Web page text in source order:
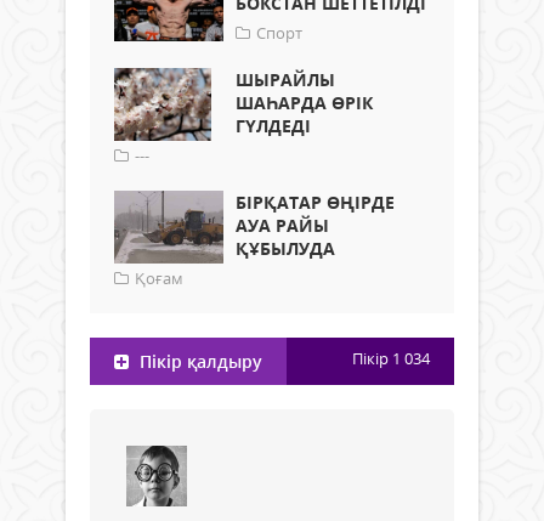
Спорт
ШЫРАЙЛЫ
ШАҺАРДА ӨРІК
ГҮЛДЕДІ
---
БІРҚАТАР ӨҢІРДЕ
АУА РАЙЫ
ҚҰБЫЛУДА
Қоғам
Пікір қалдыру Пікір 1 034